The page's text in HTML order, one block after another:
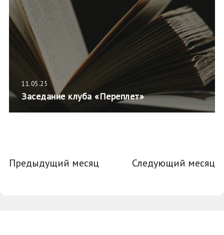
11.05.25
Заседание клуба «Переплет»
Предыдущий месяц Следующий месяц